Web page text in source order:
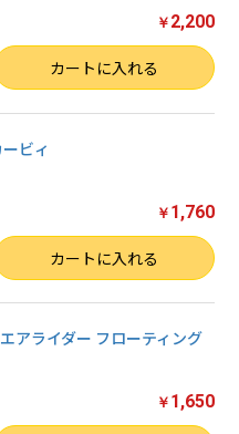
￥ 2,200
カートに入れる
ビィ
￥ 1,760
カートに入れる
アライダー フローティング
￥ 1,650